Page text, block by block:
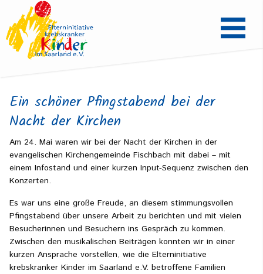
Ein schöner Pfingstabend bei der
Nacht der Kirchen
Am 24. Mai waren wir bei der Nacht der Kirchen in der
evangelischen Kirchengemeinde Fischbach mit dabei – mit
einem Infostand und einer kurzen Input-Sequenz zwischen den
Konzerten.
Es war uns eine große Freude, an diesem stimmungsvollen
Pfingstabend über unsere Arbeit zu berichten und mit vielen
Besucherinnen und Besuchern ins Gespräch zu kommen.
Zwischen den musikalischen Beiträgen konnten wir in einer
kurzen Ansprache vorstellen, wie die Elterninitiative
krebskranker Kinder im Saarland e.V. betroffene Familien